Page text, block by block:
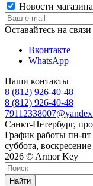
Новости магазина
Оставайтесь на связи
Вконтакте
WhatsApp
Наши контакты
8 (812) 926-40-48
8 (812) 926-40-48
Санкт-Петербург,
График работы пн-пт
суббота,
2026 © Armor Key
Найти